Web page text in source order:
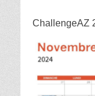
ChallengeAZ